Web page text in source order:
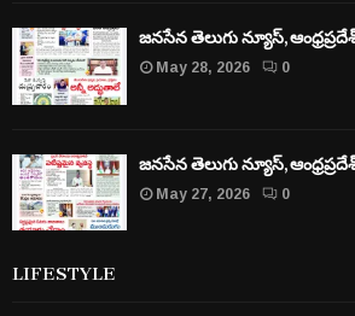
జనసేన తెలుగు న్యూస్,
May 28, 2026
0
జనసేన తెలుగు న్యూస్,
May 27, 2026
0
LIFESTYLE